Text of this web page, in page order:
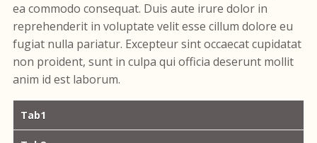
ea commodo consequat. Duis aute irure dolor in
reprehenderit in voluptate velit esse cillum dolore eu
fugiat nulla pariatur. Excepteur sint occaecat cupidatat
non proident, sunt in culpa qui officia deserunt mollit
anim id est laborum.
Tab1